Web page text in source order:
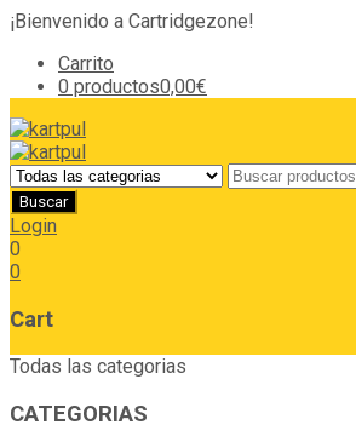
¡Bienvenido a Cartridgezone!
Carrito
0 productos0,00€
Login
0
0
Cart
Todas las categorias
CATEGORIAS